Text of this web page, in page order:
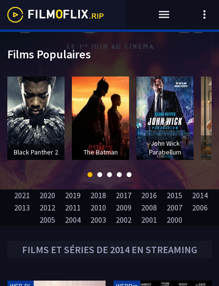
FILMS ET SÉRIES DE 2014EN STREAMING
2021 2020 2019 2018 2017 2016 2015
2014
2013
2012 2011 2010 2009 2008 2007
2006
2005
2004 2003 2002 2001 2000
Films Populaires
Black Panther 2 The Batman
John Wick
Parabellum